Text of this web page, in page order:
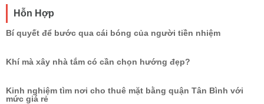
Hỗn Hợp
Bí quyết để bước qua cái bóng của người tiền nhiệm
Khí mà xây nhà tắm có cần chọn hướng đẹp?
Kinh nghiệm tìm nơi cho thuê mặt bằng quận Tân Bình với
mức giá rẻ